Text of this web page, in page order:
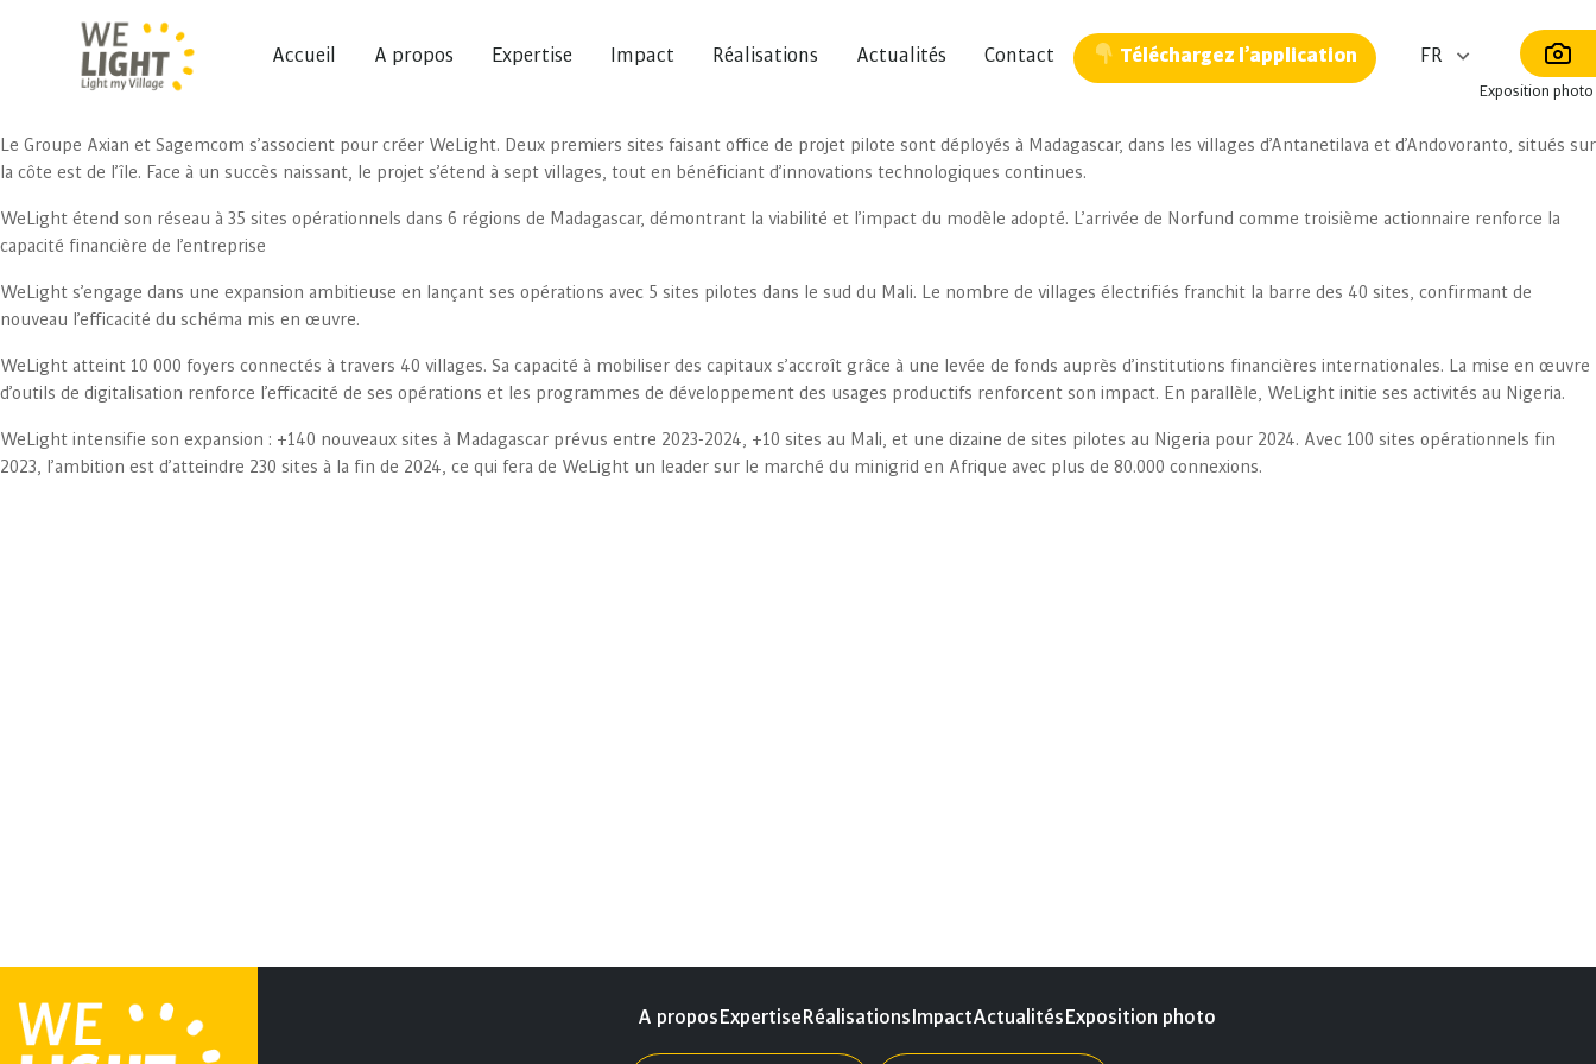
Exposition photo
Accueil A propos Expertise Impact Réalisations Actualités Contact Téléchargez l’application
Le Groupe Axian et Sagemcom s’associent pour créer WeLight. Deux premiers sites faisant office de projet pilote sont déployés à Madagascar, dans les villages d’Antanetilava et d’Andovoranto, situés sur
la côte est de l’île. Face à un succès naissant, le projet s’étend à sept villages, tout en bénéficiant d’innovations technologiques continues.
WeLight étend son réseau à 35 sites opérationnels dans 6 régions de Madagascar, démontrant la viabilité et l’impact du modèle adopté. L’arrivée de Norfund comme troisième actionnaire renforce la
capacité financière de l’entreprise
WeLight s’engage dans une expansion ambitieuse en lançant ses opérations avec 5 sites pilotes dans le sud du Mali. Le nombre de villages électrifiés franchit la barre des 40 sites, confirmant de
nouveau l’efficacité du schéma mis en œuvre.
WeLight atteint 10 000 foyers connectés à travers 40 villages. Sa capacité à mobiliser des capitaux s’accroît grâce à une levée de fonds auprès d’institutions financières internationales. La mise en œuvre
d’outils de digitalisation renforce l’efficacité de ses opérations et les programmes de développement des usages productifs renforcent son impact. En parallèle, WeLight initie ses activités au Nigeria.
WeLight intensifie son expansion : +140 nouveaux sites à Madagascar prévus entre 2023-2024, +10 sites au Mali, et une dizaine de sites pilotes au Nigeria pour 2024. Avec 100 sites opérationnels fin
2023, l’ambition est d’atteindre 230 sites à la fin de 2024, ce qui fera de WeLight un leader sur le marché du minigrid en Afrique avec plus de 80.000 connexions.
A propos Expertise Réalisations ImpactActualités Exposition photo